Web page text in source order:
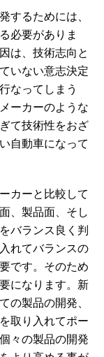
するためには、
必要がありま
は、技術志向と
いない意志決定
なってしまう
ーカーのような
て技術性をおざ
自動車になって
カーと比較して
、製品面、そし
バランス良く判
れてバランスの
です。そのため
になります。新
の製品の開発、
取り入れてポー
々の製品の開発